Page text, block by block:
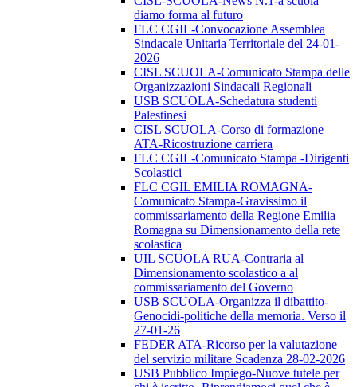
diamo forma al futuro
FLC CGIL-Convocazione Assemblea
Sindacale Unitaria Territoriale del 24-01-
2026
CISL SCUOLA-Comunicato Stampa delle
Organizzazioni Sindacali Regionali
USB SCUOLA-Schedatura studenti
Palestinesi
CISL SCUOLA-Corso di formazione
ATA-Ricostruzione carriera
FLC CGIL-Comunicato Stampa -Dirigenti
Scolastici
FLC CGIL EMILIA ROMAGNA-
Comunicato Stampa-Gravissimo il
commissariamento della Regione Emilia
Romagna su Dimensionamento della rete
scolastica
UIL SCUOLA RUA-Contraria al
Dimensionamento scolastico a al
commissariamento del Governo
USB SCUOLA-Organizza il dibattito-
Genocidi-politiche della memoria. Verso il
27-01-26
FEDER ATA-Ricorso per la valutazione
del servizio militare Scadenza 28-02-2026
USB Pubblico Impiego-Nuove tutele per